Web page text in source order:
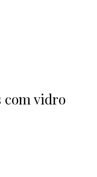
com vidro